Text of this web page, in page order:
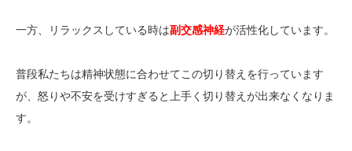
一方、リラックスしている時は副交感神経が活性化しています。
普段私たちは精神状態に合わせてこの切り替えを行っています
が、怒りや不安を受けすぎると上手く切り替えが出来なくなりま
す。